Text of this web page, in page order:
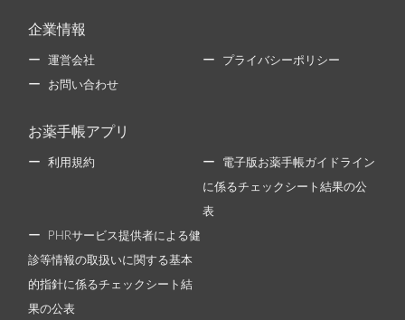
企業情報
運営会社 プライバシーポリシー
お問い合わせ
お薬手帳アプリ
利用規約 電子版お薬手帳ガイドライン
に係るチェックシート結果の公
表
PHRサービス提供者による健
診等情報の取扱いに関する基本
的指針に係るチェックシート結
果の公表